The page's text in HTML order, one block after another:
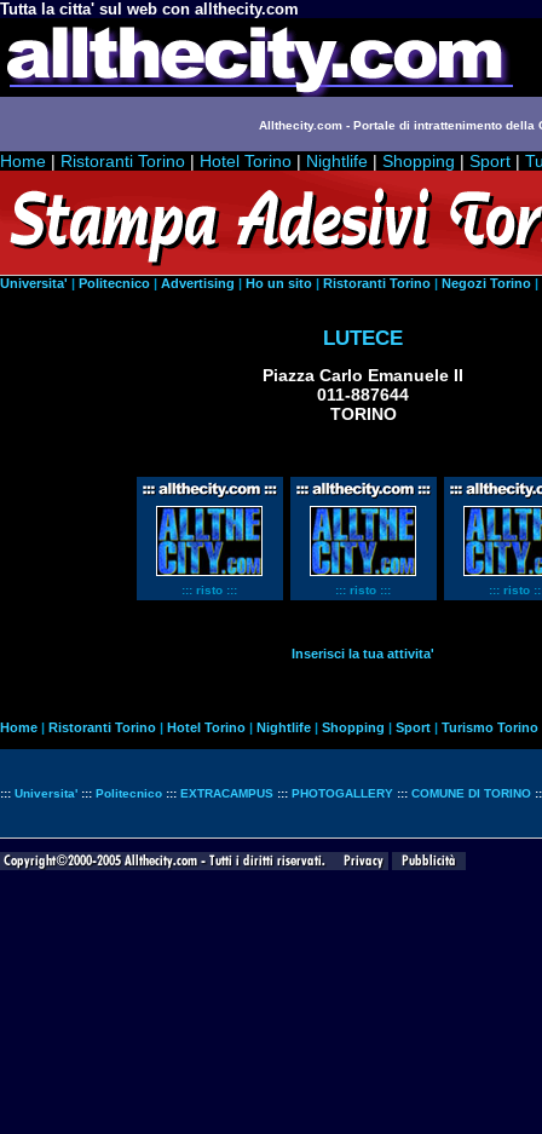
Tutta la citta' sul web con allthecity.com
Allthecity.com - Portale di intrattenimento della
Home | Ristoranti Torino | Hotel Torino | Nightlife | Shopping | Sport |
Universita' | Politecnico | Advertising | Ho un sito | Ristoranti Torino | Negozi Torino |
LUTECE
Piazza Carlo Emanuele II
011-887644
TORINO
::: risto ::: ::: risto ::: ::: risto
Inserisci la tua attivita'
Home | Ristoranti Torino | Hotel Torino | Nightlife | Shopping | Sport | Turismo Torino
::: Universita' ::: Politecnico ::: EXTRACAMPUS ::: PHOTOGALLERY ::: COMUNE DI TORINO